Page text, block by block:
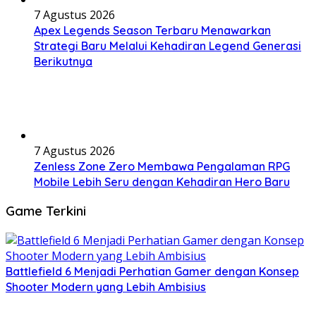
7 Agustus 2026
Apex Legends Season Terbaru Menawarkan
Strategi Baru Melalui Kehadiran Legend Generasi
Berikutnya
7 Agustus 2026
Zenless Zone Zero Membawa Pengalaman RPG
Mobile Lebih Seru dengan Kehadiran Hero Baru
Game Terkini
Battlefield 6 Menjadi Perhatian Gamer dengan Konsep
Shooter Modern yang Lebih Ambisius